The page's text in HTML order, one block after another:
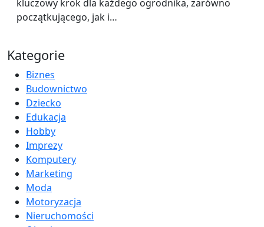
kluczowy krok dla każdego ogrodnika, zarówno
początkującego, jak i…
Kategorie
Biznes
Budownictwo
Dziecko
Edukacja
Hobby
Imprezy
Komputery
Marketing
Moda
Motoryzacja
Nieruchomości